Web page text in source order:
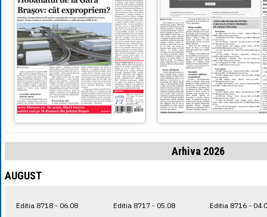
Arhiva 2026
AUGUST
Editia 8718 - 06.08 Editia 8717 - 05.08 Editia 8716 -